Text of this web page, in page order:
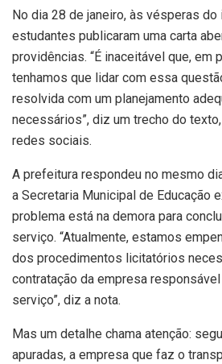
No dia 28 de janeiro, às vésperas
estudantes publicaram uma carta
providências. “É inaceitável que, em
tenhamos que lidar com essa
resolvida com um planejamento
necessários”, diz um trecho do
redes sociais.
A prefeitura respondeu no mesmo
a Secretaria Municipal de Educação
problema está na demora para
serviço. “Atualmente, estamos
dos procedimentos licitatórios
contratação da empresa
serviço”, diz a nota.
Mas um detalhe chama atenção:
apuradas, a empresa que faz o